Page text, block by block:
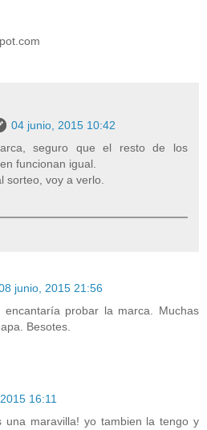
04 junio, 2015 10:42
seguro que el resto de los
funcionan igual.
sorteo, voy a verlo.
junio, 2015 21:56
probar la marca. Muchas
Besotes.
16:11
una maravilla! yo tambien la tengo y